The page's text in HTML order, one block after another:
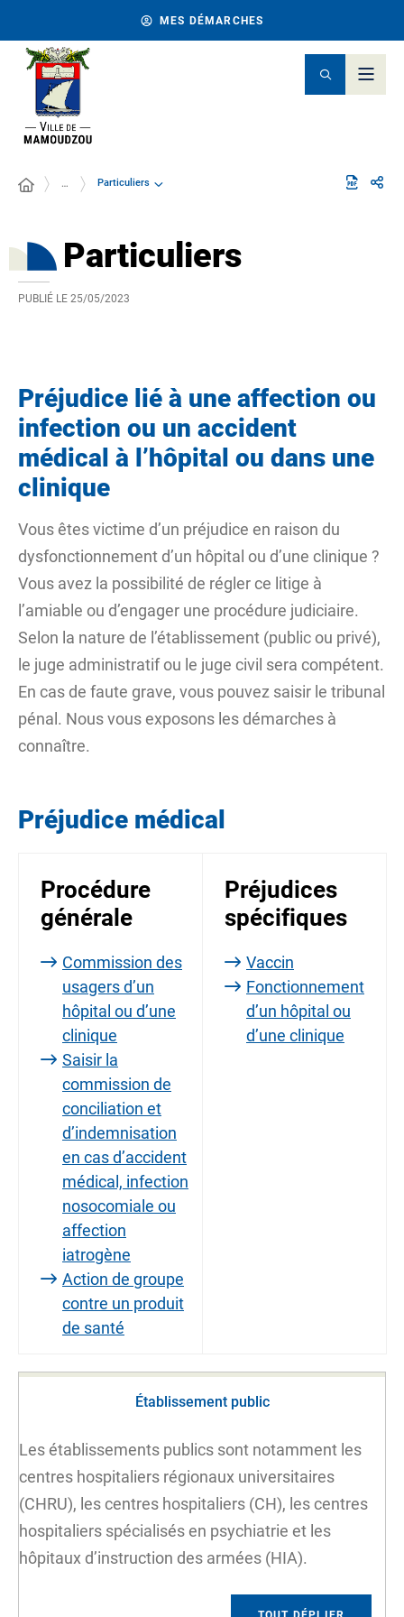
MES DÉMARCHES
… Particuliers
Particuliers
PUBLIÉ LE 25/05/2023
Préjudice lié à une affection ou
infection ou un accident
médical à l’hôpital ou dans une
clinique
Vous êtes victime d’un préjudice en raison du
dysfonctionnement d’un hôpital ou d’une clinique ?
Vous avez la possibilité de régler ce litige à
l’amiable ou d’engager une procédure judiciaire.
Selon la nature de l’établissement (public ou privé),
le juge administratif ou le juge civil sera compétent.
En cas de faute grave, vous pouvez saisir le tribunal
pénal. Nous vous exposons les démarches à
connaître.
Préjudice médical
Procédure
générale
Commission des
usagers d’un
hôpital ou d’une
clinique
Saisir la
commission de
conciliation et
d’indemnisation
en cas d’accident
médical, infection
nosocomiale ou
affection
iatrogène
Action de groupe
contre un produit
de santé
Préjudices
spécifiques
Vaccin
Fonctionnement
d’un hôpital ou
d’une clinique
Établissement public
Les établissements publics sont notamment les
centres hospitaliers régionaux universitaires
(CHRU), les centres hospitaliers (CH), les centres
hospitaliers spécialisés en psychiatrie et les
hôpitaux d’instruction des armées (HIA).